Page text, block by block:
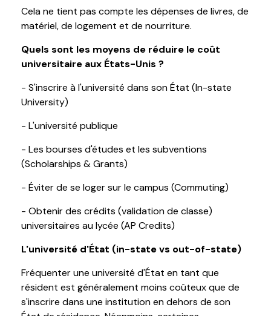
Cela ne tient pas compte les dépenses de livres, de
matériel, de logement et de nourriture.
Quels sont les moyens de réduire le coût
universitaire aux États-Unis ?
- S'inscrire à l'université dans son État (In-state
University)
- L'université publique
- Les bourses d'études et les subventions
(Scholarships & Grants)
- Éviter de se loger sur le campus (Commuting)
- Obtenir des crédits (validation de classe)
universitaires au lycée (AP Credits)
L'université d'État (in-state vs out-of-state)
Fréquenter une université d'État en tant que
résident est généralement moins coûteux que de
s'inscrire dans une institution en dehors de son